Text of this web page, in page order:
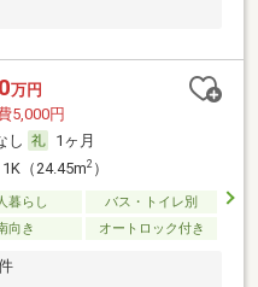
万円
5,000円
し
1ヶ月
（24.45m2）
暮らし
バス・トイレ別
向き オートロック付き